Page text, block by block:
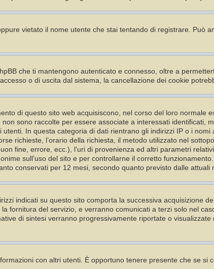
vietato il nome utente che stai tentando di registrare. Può
che ti mantengono autenticato e connesso, oltre a
o di uscita dal sistema, la cancellazione dei cookie
di questo sito web acquisiscono, nel corso del loro normale
sono raccolte per essere associate a interessati identificati,
In questa categoria di dati rientrano gli indirizzi IP o i
richieste, l’orario della richiesta, il metodo utilizzato nel
fine, errore, ecc.), l’uri di provenienza ed altri parametri
sull’uso del sito e per controllarne il corretto
conservati per 12 mesi, secondo quanto previsto dalle
indicati su questo sito comporta la successiva acquisizione
fornitura del servizio, e verranno comunicati a terzi solo nel
di sintesi verranno progressivamente riportate o
con altri utenti. È opportuno tenere presente che se